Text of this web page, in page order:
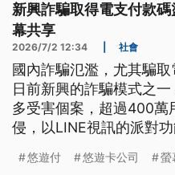
新興詐騙取得電支付款
幕共享
2026/7/2 12:34 社會
國內詐騙氾濫，尤其騙
日前新興的詐騙模式之
多受害個案，超過400萬
侵，以LINE視訊的派對
月，雙北警方啟動專案
悠遊付 悠遊卡公司 螢